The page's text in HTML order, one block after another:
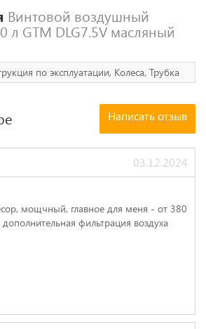
Винтовой воздушный
л GTM DLG7.5V масляный
по эксплуатации, Колеса, Трубка
Написать отзыв
03.12.2024
мощчный, главное для меня - от 380
дополнительная фильтрация воздуха